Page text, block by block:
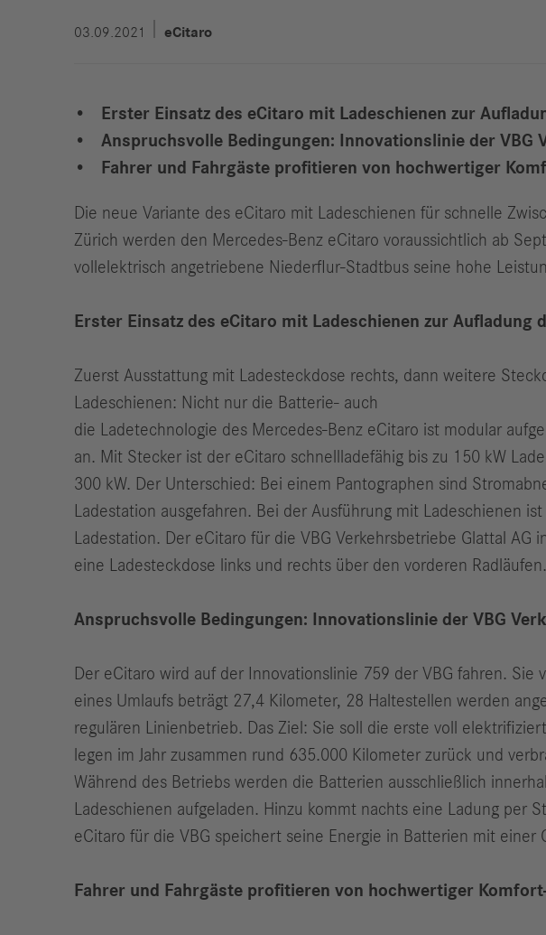
03.09.2021 eCitaro
Erster Einsatz des eCitaro mit Ladeschienen zur
Anspruchsvolle Bedingungen: Innovationslinie der VBG
Fahrer und Fahrgäste profitieren von hochwertiger
Die neue Variante des eCitaro mit Ladeschienen für schnelle
Zürich werden den Mercedes-Benz eCitaro voraussichtlich ab
vollelektrisch angetriebene Niederflur-Stadtbus seine hohe
Erster Einsatz des eCitaro mit Ladeschienen zur Aufladung
Zuerst Ausstattung mit Ladesteckdose rechts, dann weitere
Ladeschienen: Nicht nur die Batterie- auch
die Ladetechnologie des Mercedes-Benz eCitaro ist modular
an. Mit Stecker ist der eCitaro schnellladefähig bis zu 150 kW
300 kW. Der Unterschied: Bei einem Pantographen sind
Ladestation ausgefahren. Bei der Ausführung mit Ladeschienen
Ladestation. Der eCitaro für die VBG Verkehrsbetriebe Glattal
eine Ladesteckdose links und rechts über den vorderen Radläufen.
Anspruchsvolle Bedingungen: Innovationslinie der VBG
Der eCitaro wird auf der Innovationslinie 759 der VBG fahren.
eines Umlaufs beträgt 27,4 Kilometer, 28 Haltestellen werden
regulären Linienbetrieb. Das Ziel: Sie soll die erste voll
legen im Jahr zusammen rund 635.000 Kilometer zurück und
Während des Betriebs werden die Batterien ausschließlich
Ladeschienen aufgeladen. Hinzu kommt nachts eine Ladung per
eCitaro für die VBG speichert seine Energie in Batterien mit einer
Fahrer und Fahrgäste profitieren von hochwertiger